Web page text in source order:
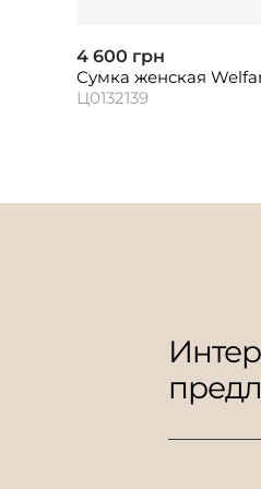
4 600 грн
Сумка женская
Ц0132139